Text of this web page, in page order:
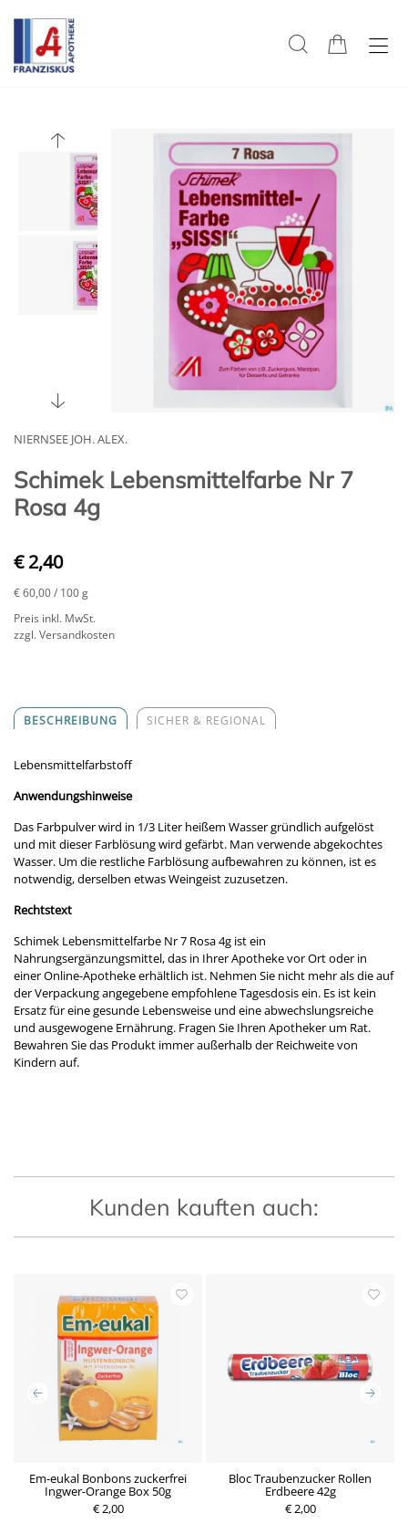
NIERNSEE JOH. ALEX.
Schimek Lebensmittelfarbe Nr 7
Rosa 4g
€ 2,40
€ 60,00/ 100 g
Preis inkl. MwSt.
zzgl. Versandkosten
BESCHREIBUNG SICHER & REGIONAL
Lebensmittelfarbstoff
Anwendungshinweise
Das Farbpulver wird in 1/3 Liter heißem Wasser gründlich aufgelöst
und mit dieser Farblösung wird gefärbt. Man verwende abgekochtes
Wasser. Um die restliche Farblösung aufbewahren zu können, ist es
notwendig, derselben etwas Weingeist zuzusetzen.
Rechtstext
Schimek Lebensmittelfarbe Nr 7 Rosa 4g ist ein
Nahrungsergänzungsmittel, das in Ihrer Apotheke vor Ort oder in
einer Online-Apotheke erhältlich ist. Nehmen Sie nicht mehr als die auf
der Verpackung angegebene empfohlene Tagesdosis ein. Es ist kein
Ersatz für eine gesunde Lebensweise und eine abwechslungsreiche
und ausgewogene Ernährung. Fragen Sie Ihren Apotheker um Rat.
Bewahren Sie das Produkt immer außerhalb der Reichweite von
Kindern auf.
Kunden kauften auch:
Em-eukal Bonbons zuckerfrei
Ingwer-Orange Box 50g
€ 2,00
Bloc Traubenzucker Rollen
Erdbeere 42g
€ 2,00